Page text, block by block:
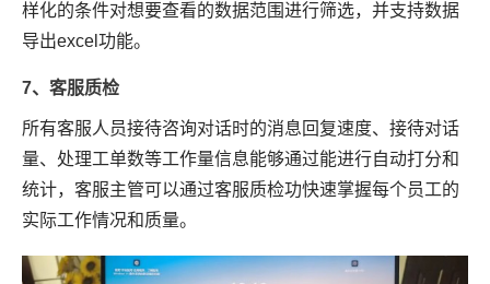
样化的条件对想要查看的数据范围进行筛选，并支持数据
导出excel功能。
7、客服质检
所有客服人员接待咨询对话时的消息回复速度、接待对话
量、处理工单数等工作量信息能够通过能进行自动打分和
统计，客服主管可以通过客服质检功快速掌握每个员工的
实际工作情况和质量。